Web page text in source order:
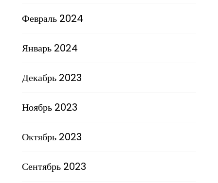
Февраль 2024
Январь 2024
Декабрь 2023
Ноябрь 2023
Октябрь 2023
Сентябрь 2023